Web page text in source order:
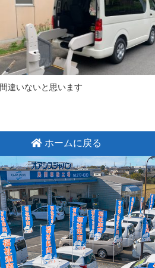
間違いないと思います
ホームに戻る